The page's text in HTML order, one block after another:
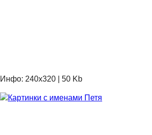
Инфо: 240х320 | 50 Kb